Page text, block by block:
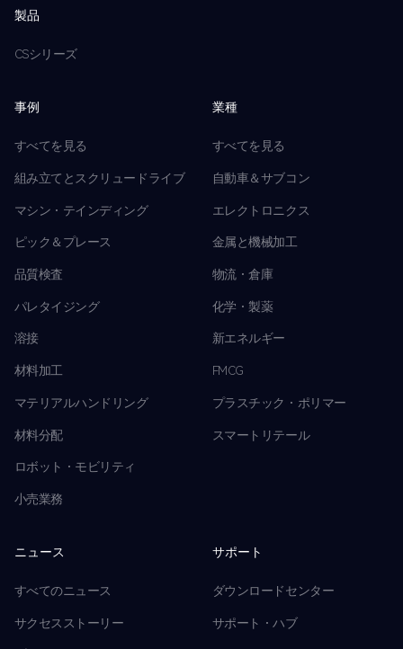
製品
CSシリーズ
事例
すべてを見る
組み立てとスクリュードライブ
マシン・テインディング
ピック＆プレース
品質検査
パレタイジング
溶接
材料加工
マテリアルハンドリング
材料分配
ロボット・モビリティ
小売業務
業種
すべてを見る
自動車＆サブコン
エレクトロニクス
金属と機械加工
物流・倉庫
化学・製薬
新エネルギー
FMCG
プラスチック・ポリマー
スマートリテール
ニュース
すべてのニュース
サクセスストーリー
サポート
ダウンロードセンター
サポート・ハブ